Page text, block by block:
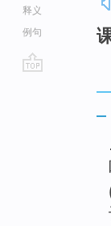
释义
例句